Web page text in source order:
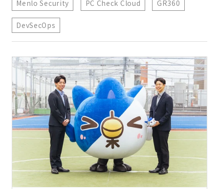
Menlo Security PC Check Cloud GR360
DevSecOps